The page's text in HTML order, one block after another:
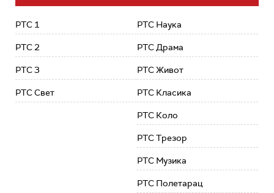
РТС 1
РТС 2
РТС 3
РТС Свет
РТС Наука
РТС Драма
РТС Живот
РТС Класика
РТС Коло
РТС Трезор
РТС Музика
РТС Полетарац